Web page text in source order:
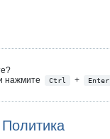
нажмите
Ctrl + Enter
Политика